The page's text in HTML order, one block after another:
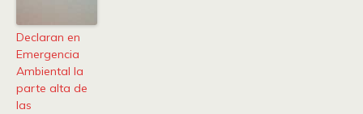
Declaran en
Emergencia
Ambiental la
parte alta de
las